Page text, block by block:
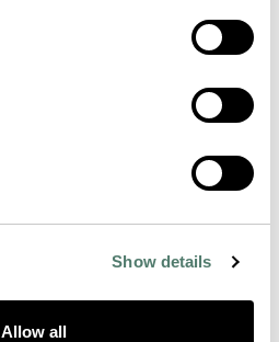
Show details
Allow all